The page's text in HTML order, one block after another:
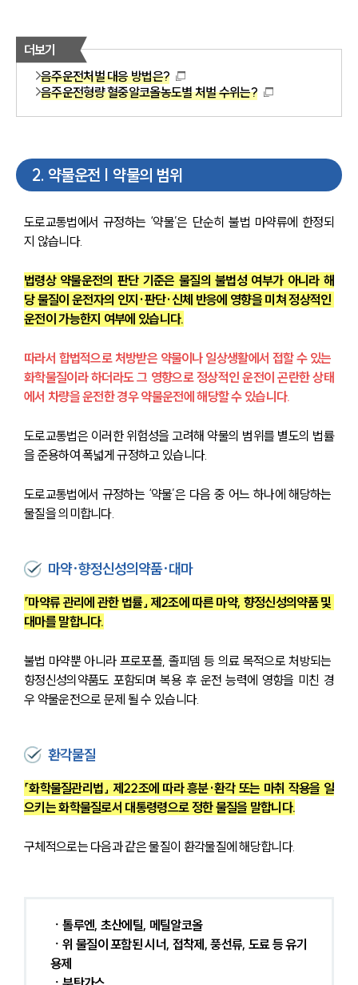
더보기
음주운전처벌 대응 방법은?
음주운전형량 혈중알코올농도별 처벌 수위는?
2. 약물운전 | 약물의 범위
도로교통법에서 규정하는 ‘약물’은 단순히 불법 마약류에 한정되
지 않습니다.
법령상 약물운전의 판단 기준은 물질의 불법성 여부가 아니라 해
당 물질이 운전자의 인지·판단·신체 반응에 영향을 미쳐 정상적인
운전이 가능한지 여부에 있습니다.
따라서 합법적으로 처방받은 약물이나 일상생활에서 접할 수 있는
화학물질이라 하더라도 그 영향으로 정상적인 운전이 곤란한 상태
에서 차량을 운전한 경우 약물운전에 해당할 수 있습니다.
도로교통법은 이러한 위험성을 고려해 약물의 범위를 별도의 법률
을 준용하여 폭넓게 규정하고 있습니다.
도로교통법에서 규정하는 ‘약물’은 다음 중 어느 하나에 해당하는
물질을 의미합니다.
마약·향정신성의약품·대마
「마약류 관리에 관한 법률」 제2조에 따른 마약, 향정신성의약품 및
대마를 말합니다.
불법 마약뿐 아니라 프로포폴, 졸피뎀 등 의료 목적으로 처방되는
향정신성의약품도 포함되며 복용 후 운전 능력에 영향을 미친 경
우 약물운전으로 문제 될 수 있습니다.
환각물질
「화학물질관리법」 제22조에 따라 흥분·환각 또는 마취 작용을 일
으키는 화학물질로서 대통령령으로 정한 물질을 말합니다.
구체적으로는 다음과 같은 물질이 환각물질에 해당합니다.
ㆍ톨루엔, 초산에틸, 메틸알코올
ㆍ위 물질이 포함된 시너, 접착제, 풍선류, 도료 등 유기
용제